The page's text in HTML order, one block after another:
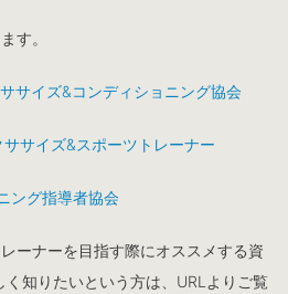
す。
サイズ&コンディショニング協会
サイズ&スポーツトレーナー
ング指導者協会
ーナーを目指す際にオススメする資
知りたいという方は、URLよりご覧